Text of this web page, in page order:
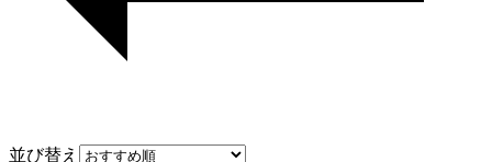
並び替え